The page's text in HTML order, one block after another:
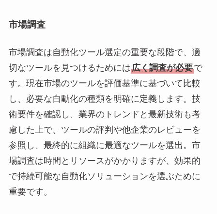
市場調査
市場調査は自動化ツール選定の重要な段階で、適
切なツールを見つけるためには広く調査が必要で
す。現在市場のツールを評価基準に基づいて比較
し、必要な自動化の種類を明確に定義します。技
術要件を確認し、業界のトレンドと最新技術も考
慮した上で、ツールの評判や他企業のレビューを
参照し、最終的に組織に最適なツールを選出。市
場調査は時間とリソースがかかりますが、効果的
で持続可能な自動化ソリューションを選ぶために
重要です。